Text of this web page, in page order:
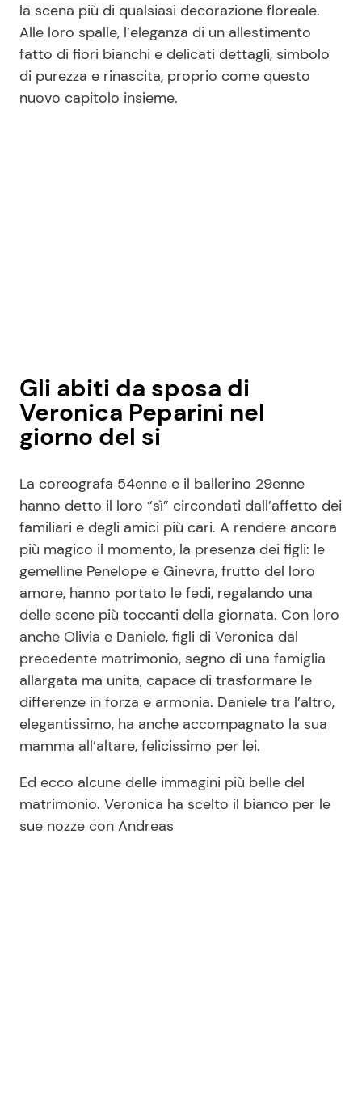
la scena più di qualsiasi decorazione floreale.
Alle loro spalle, l’eleganza di un allestimento
fatto di fiori bianchi e delicati dettagli, simbolo
di purezza e rinascita, proprio come questo
nuovo capitolo insieme.
Gli abiti da sposa di
Veronica Peparini nel
giorno del si
La coreografa 54enne e il ballerino 29enne
hanno detto il loro “sì” circondati dall’affetto dei
familiari e degli amici più cari. A rendere ancora
più magico il momento, la presenza dei figli: le
gemelline Penelope e Ginevra, frutto del loro
amore, hanno portato le fedi, regalando una
delle scene più toccanti della giornata. Con loro
anche Olivia e Daniele, figli di Veronica dal
precedente matrimonio, segno di una famiglia
allargata ma unita, capace di trasformare le
differenze in forza e armonia. Daniele tra l’altro,
elegantissimo, ha anche accompagnato la sua
mamma all’altare, felicissimo per lei.
Ed ecco alcune delle immagini più belle del
matrimonio. Veronica ha scelto il bianco per le
sue nozze con Andreas